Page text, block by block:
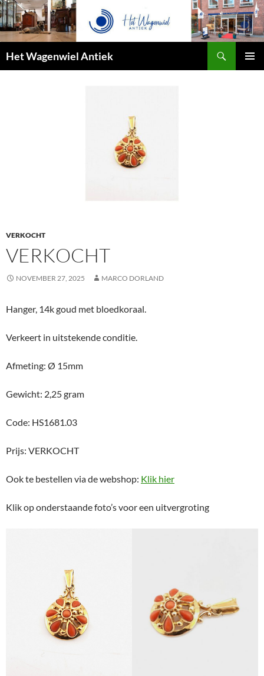
Het Wagenwiel Antiek
VERKOCHT
VERKOCHT
NOVEMBER 27, 2025 MARCO DORLAND
Hanger, 14k goud met bloedkoraal.
Verkeert in uitstekende conditie.
Afmeting: Ø 15mm
Gewicht: 2,25 gram
Code: HS1681.03
Prijs: VERKOCHT
Ook te bestellen via de webshop: Klik hier
Klik op onderstaande foto’s voor een uitvergroting